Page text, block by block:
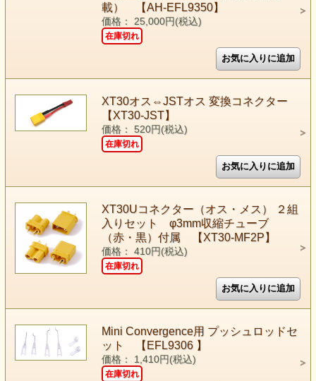
載） 【AH-EFL9350】
価格： 25,000円(税込)
在庫切れ
XT30オス⇔JSTオス 変換コネクター
【XT30-JST】
価格： 520円(税込)
在庫切れ
XT30Uコネクター（オス・メス） ２組
入りセット φ3mm収縮チューブ
（赤・黒）付属 【XT30-MF2P】
価格： 410円(税込)
在庫切れ
Mini Convergence用 プッシュロッドセ
ット 【EFL9306 】
価格： 1,410円(税込)
在庫切れ